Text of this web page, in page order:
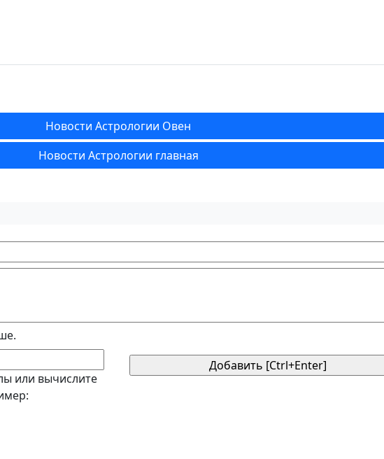
Новости Астрологии Овен
Новости Астрологии главная
или вычислите